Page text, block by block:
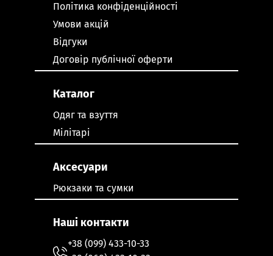
Політика конфіденційності
Умови акцій
Відгуки
Договір публічної оферти
Каталог
Одяг та взуття
Мілітарі
Аксесуари
Рюкзаки та сумки
Наші контакти
+38 (099) 433-10-33